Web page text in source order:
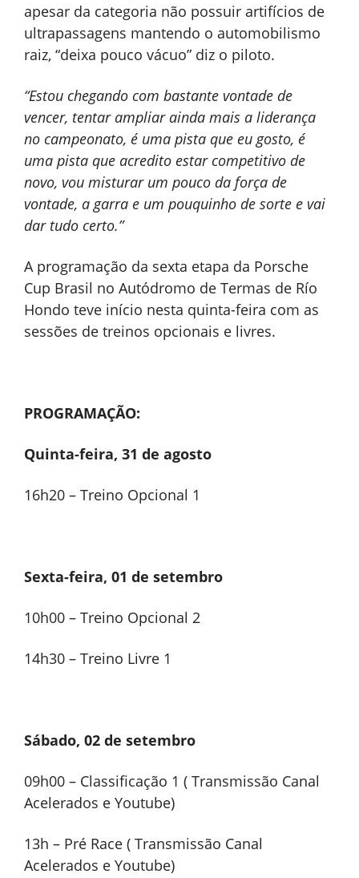
apesar da categoria não possuir artifícios de
ultrapassagens mantendo o automobilismo
raiz, “deixa pouco vácuo” diz o piloto.
“Estou chegando com bastante vontade de
vencer, tentar ampliar ainda mais a liderança
no campeonato, é uma pista que eu gosto, é
uma pista que acredito estar competitivo de
novo, vou misturar um pouco da força de
vontade, a garra e um pouquinho de sorte e vai
dar tudo certo.”
A programação da sexta etapa da Porsche
Cup Brasil no Autódromo de Termas de Río
Hondo teve início nesta quinta-feira com as
sessões de treinos opcionais e livres.
PROGRAMAÇÃO:
Quinta-feira, 31 de agosto
16h20 – Treino Opcional 1
Sexta-feira, 01 de setembro
10h00 – Treino Opcional 2
14h30 – Treino Livre 1
Sábado, 02 de setembro
09h00 – Classificação 1 ( Transmissão Canal
Acelerados e Youtube)
13h – Pré Race ( Transmissão Canal
Acelerados e Youtube)